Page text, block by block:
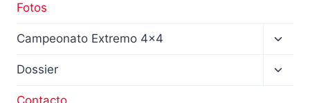
Fotos
Campeonato Extremo 4×4
hijo
Dossier